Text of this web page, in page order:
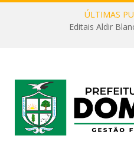
ÚLTIMAS
Editais Aldir